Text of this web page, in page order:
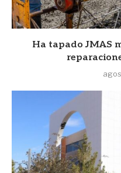
Ha tapado JMAS